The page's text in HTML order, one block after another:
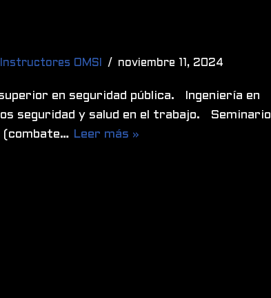
Instructores OMSI noviembre 11, 2024
en seguridad pública. Ingeniería en
seguridad y salud en el trabajo. Seminario
(combate… Leer más »